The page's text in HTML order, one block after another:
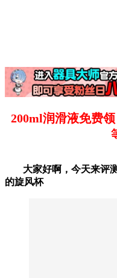
200ml润滑液免费
大家好啊，今天来评
的旋风杯